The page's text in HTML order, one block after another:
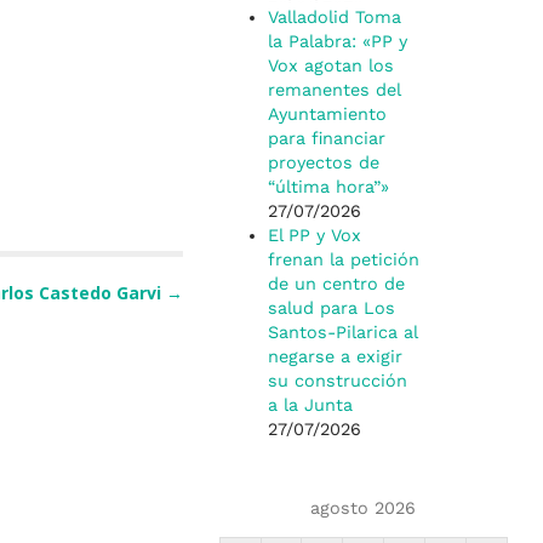
Castedo Garvi→
Valladolid Toma
la Palabra: «PP y
Vox agotan los
remanentes del
Ayuntamiento
para financiar
proyectos de
“última hora”»
27/07/2026
El PP y Vox
frenan la petición
de un centro de
salud para Los
Santos-Pilarica al
negarse a exigir
su construcción
a la Junta
27/07/2026
agosto 2026